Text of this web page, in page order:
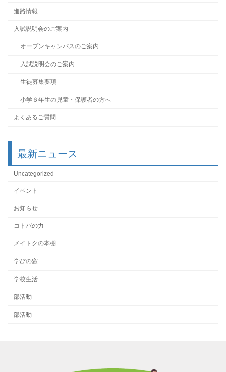
進路情報
入試説明会のご案内
オープンキャンパスのご案内
入試説明会のご案内
生徒募集要項
小学６年生の児童・保護者の方へ
よくあるご質問
最新ニュース
Uncategorized
イベント
お知らせ
コトバの力
メイトクの本棚
学びの窓
学校生活
部活動
部活動